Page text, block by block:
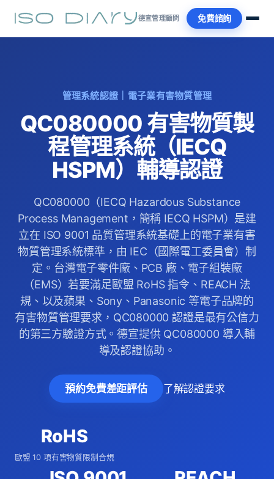
德宣管理顧問 免費諮詢
管理系統認證｜電子業有害物質管理
QC080000 有害物質製
程管理系統（IECQ
HSPM）輔導認證
QC080000（IECQ Hazardous Substance
Process Management，簡稱 IECQ HSPM）是建
立在 ISO 9001 品質管理系統基礎上的電子業有害
物質管理系統標準，由 IEC（國際電工委員會）制
定。台灣電子零件廠、PCB 廠、電子組裝廠
（EMS）若要滿足歐盟 RoHS 指令、REACH 法
規、以及蘋果、Sony、Panasonic 等電子品牌的
有害物質管理要求，QC080000 認證是最有公信力
的第三方驗證方式。德宣提供 QC080000 導入輔
導及認證協助。
預約免費差距評估 了解認證要求
RoHS
歐盟 10 項有害物質限制合規